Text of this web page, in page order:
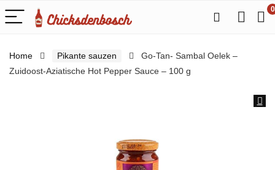
0
Home Pikante sauzen
Go-Tan- Sambal Oelek –
Zuidoost-Aziatische Hot Pepper Sauce – 100 g